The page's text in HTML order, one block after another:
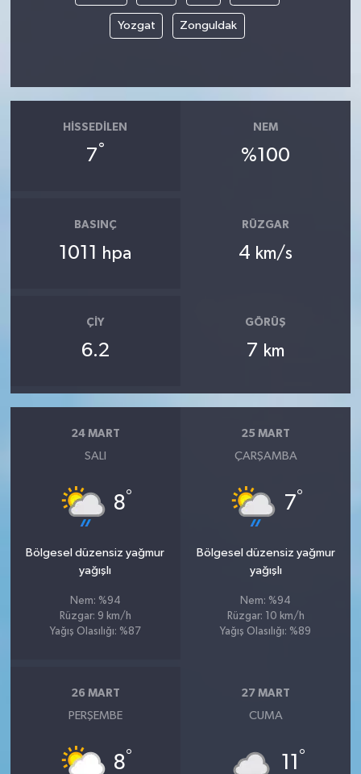
Yozgat Zonguldak
HISSEDILEN
7°
NEM
%100
BASINÇ
1011 hpa
RÜZGAR
4 km/s
ÇIY
6.2
GÖRÜŞ
7 km
24 MART
SALI
8°
Bölgesel düzensiz yağmur
yağışlı
Nem: %94
Rüzgar: 9 km/h
Yağış Olasılığı: %87
25 MART
ÇARŞAMBA
7°
Bölgesel düzensiz yağmur
yağışlı
Nem: %94
Rüzgar: 10 km/h
Yağış Olasılığı: %89
26 MART
PERŞEMBE
8°
27 MART
CUMA
11 °